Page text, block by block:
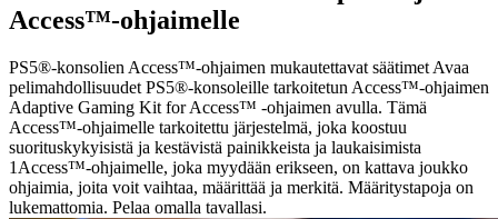
Access™-ohjaimelle
PS5®-konsolien Access™-ohjaimen mukautettavat säätimet Avaa
pelimahdollisuudet PS5®-konsoleille tarkoitetun Access™-ohjaimen
Adaptive Gaming Kit for Access™ -ohjaimen avulla. Tämä
Access™-ohjaimelle tarkoitettu järjestelmä, joka koostuu
suorituskykyisistä ja kestävistä painikkeista ja laukaisimista
1Access™-ohjaimelle, joka myydään erikseen, on kattava joukko
ohjaimia, joita voit vaihtaa, määrittää ja merkitä. Määritystapoja on
lukemattomia. Pelaa omalla tavallasi.